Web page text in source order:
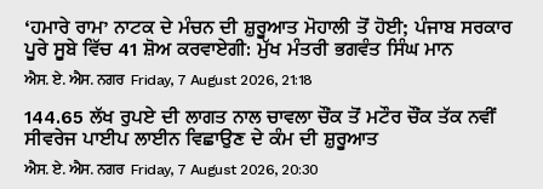
‘ਹਮਾਰੇ ਰਾਮ’ ਨਾਟਕ ਦੇ ਮੰਚਨ ਦੀ ਸ਼ੁਰੂਆਤ ਮੋਹਾਲੀ ਤੋਂ ਹੋਈ; ਪੰਜਾਬ ਸਰਕਾਰ
ਪੂਰੇ ਸੂਬੇ ਵਿੱਚ 41 ਸ਼ੋਅ ਕਰਵਾਏਗੀ: ਮੁੱਖ ਮੰਤਰੀ ਭਗਵੰਤ ਸਿੰਘ ਮਾਨ
ਐਸ. ਏ. ਐਸ. ਨਗਰ Friday, 7 August 2026, 21:18
144.65 ਲੱਖ ਰੁਪਏ ਦੀ ਲਾਗਤ ਨਾਲ ਚਾਵਲਾ ਚੌਂਕ ਤੋਂ ਮਟੌਰ ਚੌਂਕ ਤੱਕ ਨਵੀਂ
ਸੀਵਰੇਜ ਪਾਈਪ ਲਾਈਨ ਵਿਛਾਉਣ ਦੇ ਕੰਮ ਦੀ ਸ਼ੁਰੂਆਤ
ਐਸ. ਏ. ਐਸ. ਨਗਰ Friday, 7 August 2026, 20:30